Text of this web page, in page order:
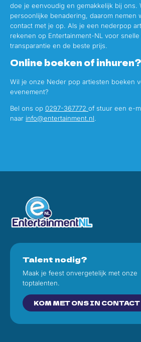
doe je eenvoudig en gemakkelijk bij ons.
persoonlijke benadering, daarom nemen
contact met je op. Als je een nederpop
rekenen op Entertainment-NL voor snelle
transparantie en de beste prijs.
Online boeken of inhuren?
Wil je onze Neder pop artiesten boeken
evenement?
Bel ons op 0297-367772 of stuur een e-
naar info@entertainment.nl.
Talent nodig?
Maak je feest onvergetelijk met onze
toptalenten.
KOM MET ONS IN CONTACT